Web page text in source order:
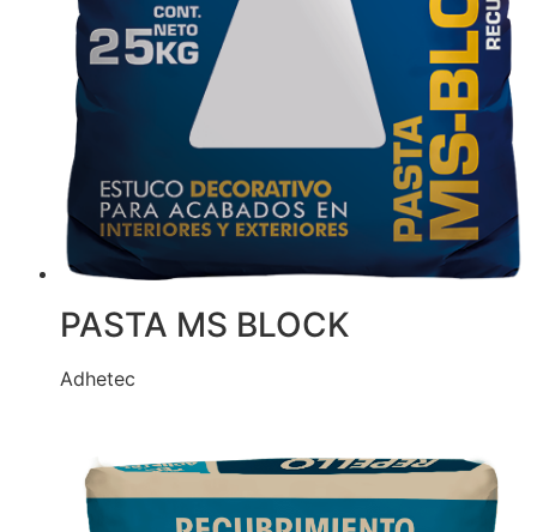
PASTA MS BLOCK
Adhetec